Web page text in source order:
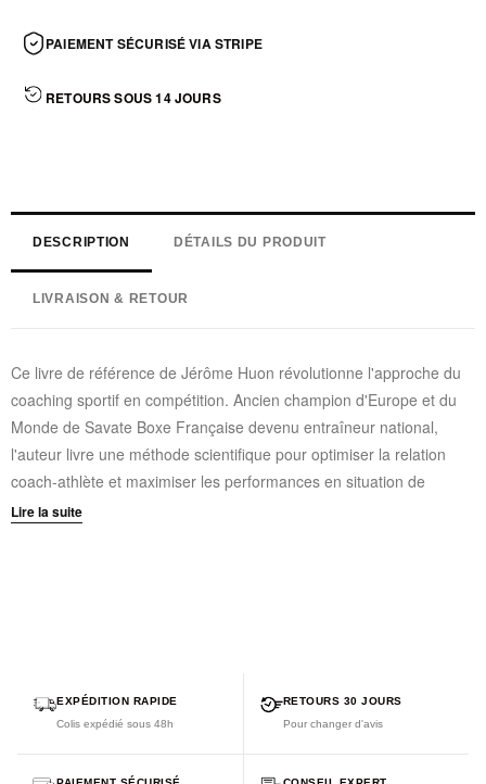
PAIEMENT SÉCURISÉ VIA STRIPE
RETOURS SOUS 14 JOURS
DESCRIPTION DÉTAILS DU PRODUIT
LIVRAISON & RETOUR
Ce livre de référence de Jérôme Huon révolutionne l'approche du
coaching sportif en compétition. Ancien champion d'Europe et du
Monde de Savate Boxe Française devenu entraîneur national,
l'auteur livre une méthode scientifique pour optimiser la relation
coach-athlète et maximiser les performances en situation de
compétition.
communication efficace
Outils concrets: fiches techniques détaillées, conduite
Approche scientifique
basée sur un Master 2 "Optimisation
Lire la suite
EXPÉDITION RAPIDE
Colis expédié sous 48h
RETOURS 30 JOURS
Pour changer d'avis